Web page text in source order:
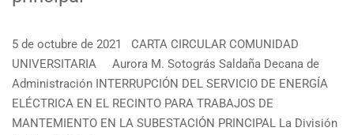
5 de octubre de 2021 CARTA CIRCULAR COMUNIDAD
UNIVERSITARIA Aurora M. Sotográs Saldaña Decana de
Administración INTERRUPCIÓN DEL SERVICIO DE ENERGÍA
ELÉCTRICA EN EL RECINTO PARA TRABAJOS DE
MANTEMIENTO EN LA SUBESTACIÓN PRINCIPAL La División